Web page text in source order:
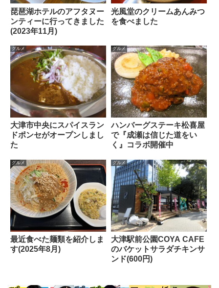
琵琶湖ホテルのアフタヌー
ンティーに行ってきました
(2023年11月)
光風堂のクリームあんみつ
を食べました
グルメ
大津市中央にスパイスラン
ドポンセがオープンしまし
た
グルメ
ハンバーグステーキ松喜屋
で『成瀬は信じた道をい
く』コラボ開催中
グルメ
最近食べた麺類を紹介しま
す(2025年8月)
グルメ
大津駅前公園COYA CAFE
のバケットサラダチキンサ
ンド(600円)